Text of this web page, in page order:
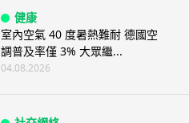
健康
室內空氣 40 度暑熱難耐 德國空
調普及率僅 3% 大眾繼...
04.08.2026